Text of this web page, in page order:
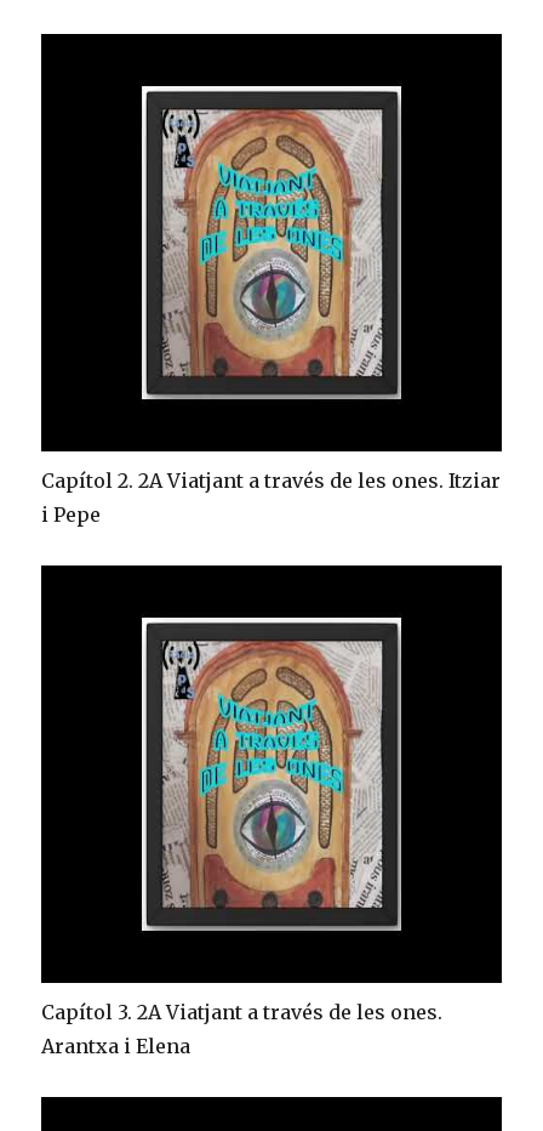
Capítol 2. 2A Viatjant a través de les ones. Itziar
i Pepe
Capítol 3. 2A Viatjant a través de les ones.
Arantxa i Elena